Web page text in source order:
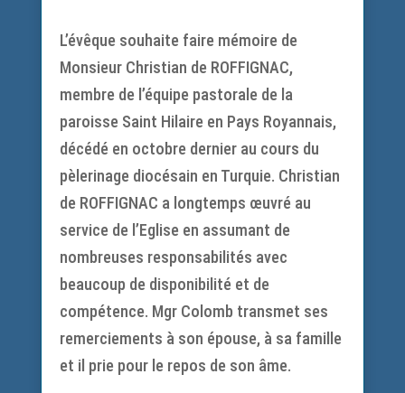
L’évêque souhaite faire mémoire de
Monsieur Christian de ROFFIGNAC,
membre de l’équipe pastorale de la
paroisse Saint Hilaire en Pays Royannais,
décédé en octobre dernier au cours du
pèlerinage diocésain en Turquie. Christian
de ROFFIGNAC a longtemps œuvré au
service de l’Eglise en assumant de
nombreuses responsabilités avec
beaucoup de disponibilité et de
compétence. Mgr Colomb transmet ses
remerciements à son épouse, à sa famille
et il prie pour le repos de son âme.